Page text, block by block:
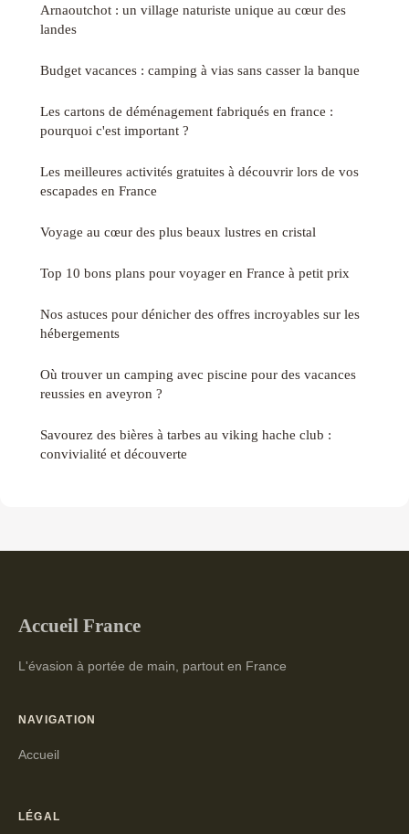
Arnaoutchot : un village naturiste unique au cœur des
landes
Budget vacances : camping à vias sans casser la banque
Les cartons de déménagement fabriqués en france :
pourquoi c'est important ?
Les meilleures activités gratuites à découvrir lors de vos
escapades en France
Voyage au cœur des plus beaux lustres en cristal
Top 10 bons plans pour voyager en France à petit prix
Nos astuces pour dénicher des offres incroyables sur les
hébergements
Où trouver un camping avec piscine pour des vacances
reussies en aveyron ?
Savourez des bières à tarbes au viking hache club :
convivialité et découverte
Accueil France
L'évasion à portée de main, partout en France
NAVIGATION
Accueil
LÉGAL